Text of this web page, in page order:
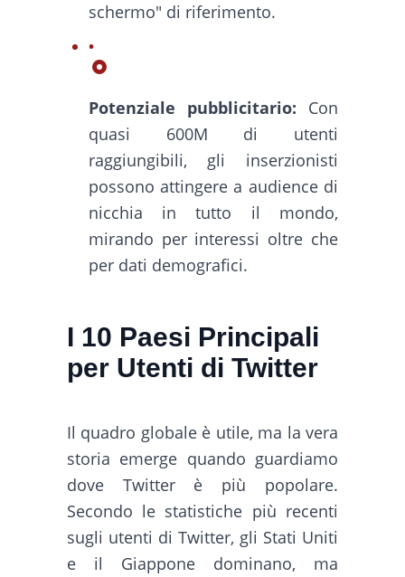
schermo" di riferimento.
Potenziale pubblicitario: Con
quasi 600M di utenti
raggiungibili, gli inserzionisti
possono attingere a audience di
nicchia in tutto il mondo,
mirando per interessi oltre che
per dati demografici.
I 10 Paesi Principali
per Utenti di Twitter
Il quadro globale è utile, ma la vera
storia emerge quando guardiamo
dove Twitter è più popolare.
Secondo le statistiche più recenti
sugli utenti di Twitter, gli Stati Uniti
e il Giappone dominano, ma